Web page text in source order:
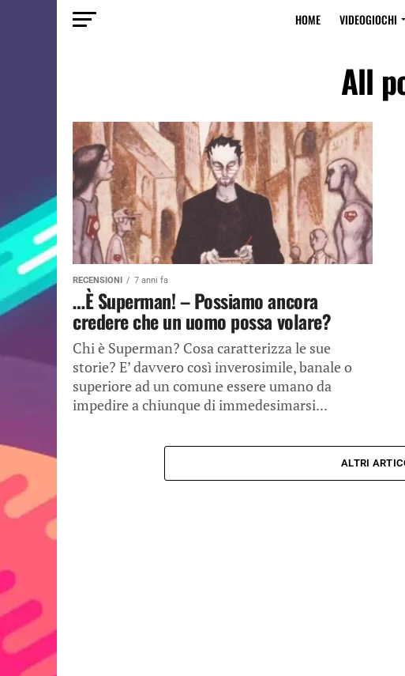
HOME VIDEOGIOCHI
All
RECENSIONI 7 anni fa
…È Superman! – Possiamo ancora
credere che un uomo possa volare?
Chi è Superman? Cosa caratterizza le sue
storie? E’ davvero così inverosimile, banale o
superiore ad un comune essere umano da
impedire a chiunque di immedesimarsi...
ALTRI